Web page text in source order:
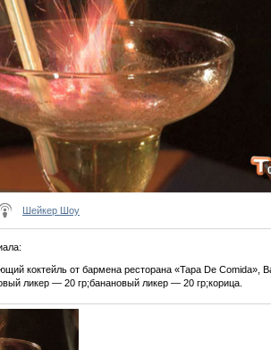
Шейкер Шоу
:
коктейль от бармена ресторана «Tapa De Comida»,
ликер — 20 гр;банановый ликер — 20 гр;корица.